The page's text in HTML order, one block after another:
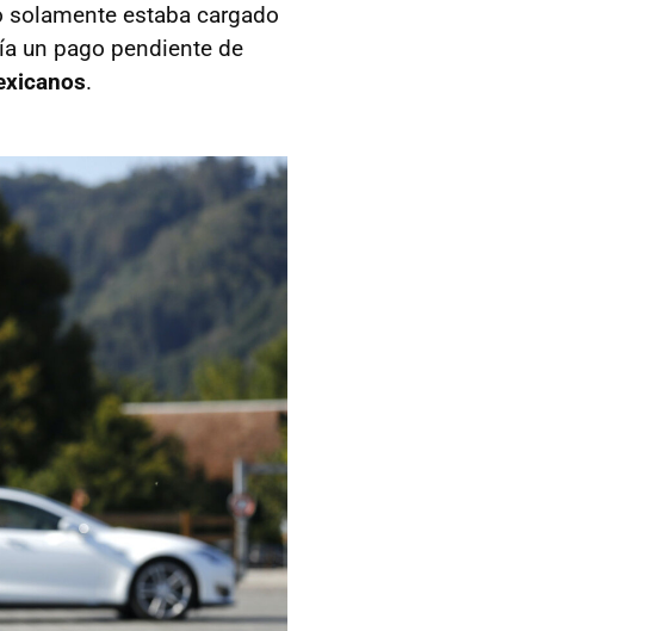
estaba cargado
un pago pendiente de
.